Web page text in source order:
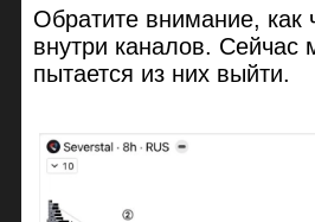
Обратите внимание, как
внутри каналов.
пытается из них выйти.